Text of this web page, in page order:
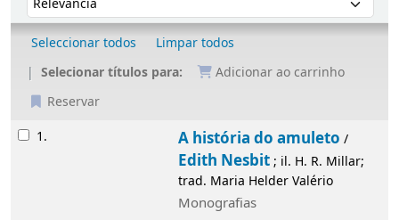
Seleccionar todos
Limpar todos
Selecionar títulos para:
Adicionar ao carrinho
Reservar
Resultados
1. A história do amuleto /
Edith Nesbit; il. H. R. Millar;
trad. Maria Helder Valério
Monografias